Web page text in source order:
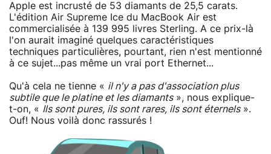
Apple est incrusté de 53 diamants de 25,5 carats.
L'édition Air Supreme Ice du MacBook Air est
commercialisée à 139 995 livres Sterling. A ce prix-là
l'on aurait imaginé quelques caractéristiques
techniques particulières, pourtant, rien n'est mentionné
à ce sujet...pas même un vrai port Ethernet...
Qu'à cela ne tienne « il n'y a pas d'association plus
subtile que le platine et les diamants», nous explique-
t-on, « Ils sont pures, ils sont rares, ils sont éternels».
Ouf! Nous voilà donc rassurés !